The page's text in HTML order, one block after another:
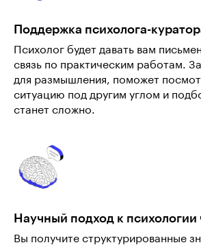
Поддержка психолога-
Психолог будет давать вам
связь по практическим работам.
для размышления, поможет
ситуацию под другим углом и
станет сложно.
Научный подход к психологии
Вы получите структурированные